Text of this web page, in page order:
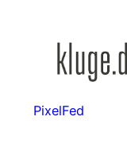
PixelFed